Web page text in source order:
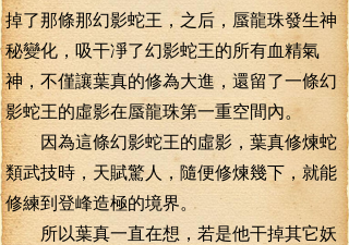
掉了那條那幻影蛇王，之后，蜃龍珠發生神
秘變化，吸干凈了幻影蛇王的所有血精氣
神，不僅讓葉真的修為大進，還留了一條幻
影蛇王的虛影在蜃龍珠第一重空間內。
因為這條幻影蛇王的虛影，葉真修煉蛇
類武技時，天賦驚人，隨便修煉幾下，就能
修練到登峰造極的境界。
所以葉真一直在想，若是他干掉其它妖